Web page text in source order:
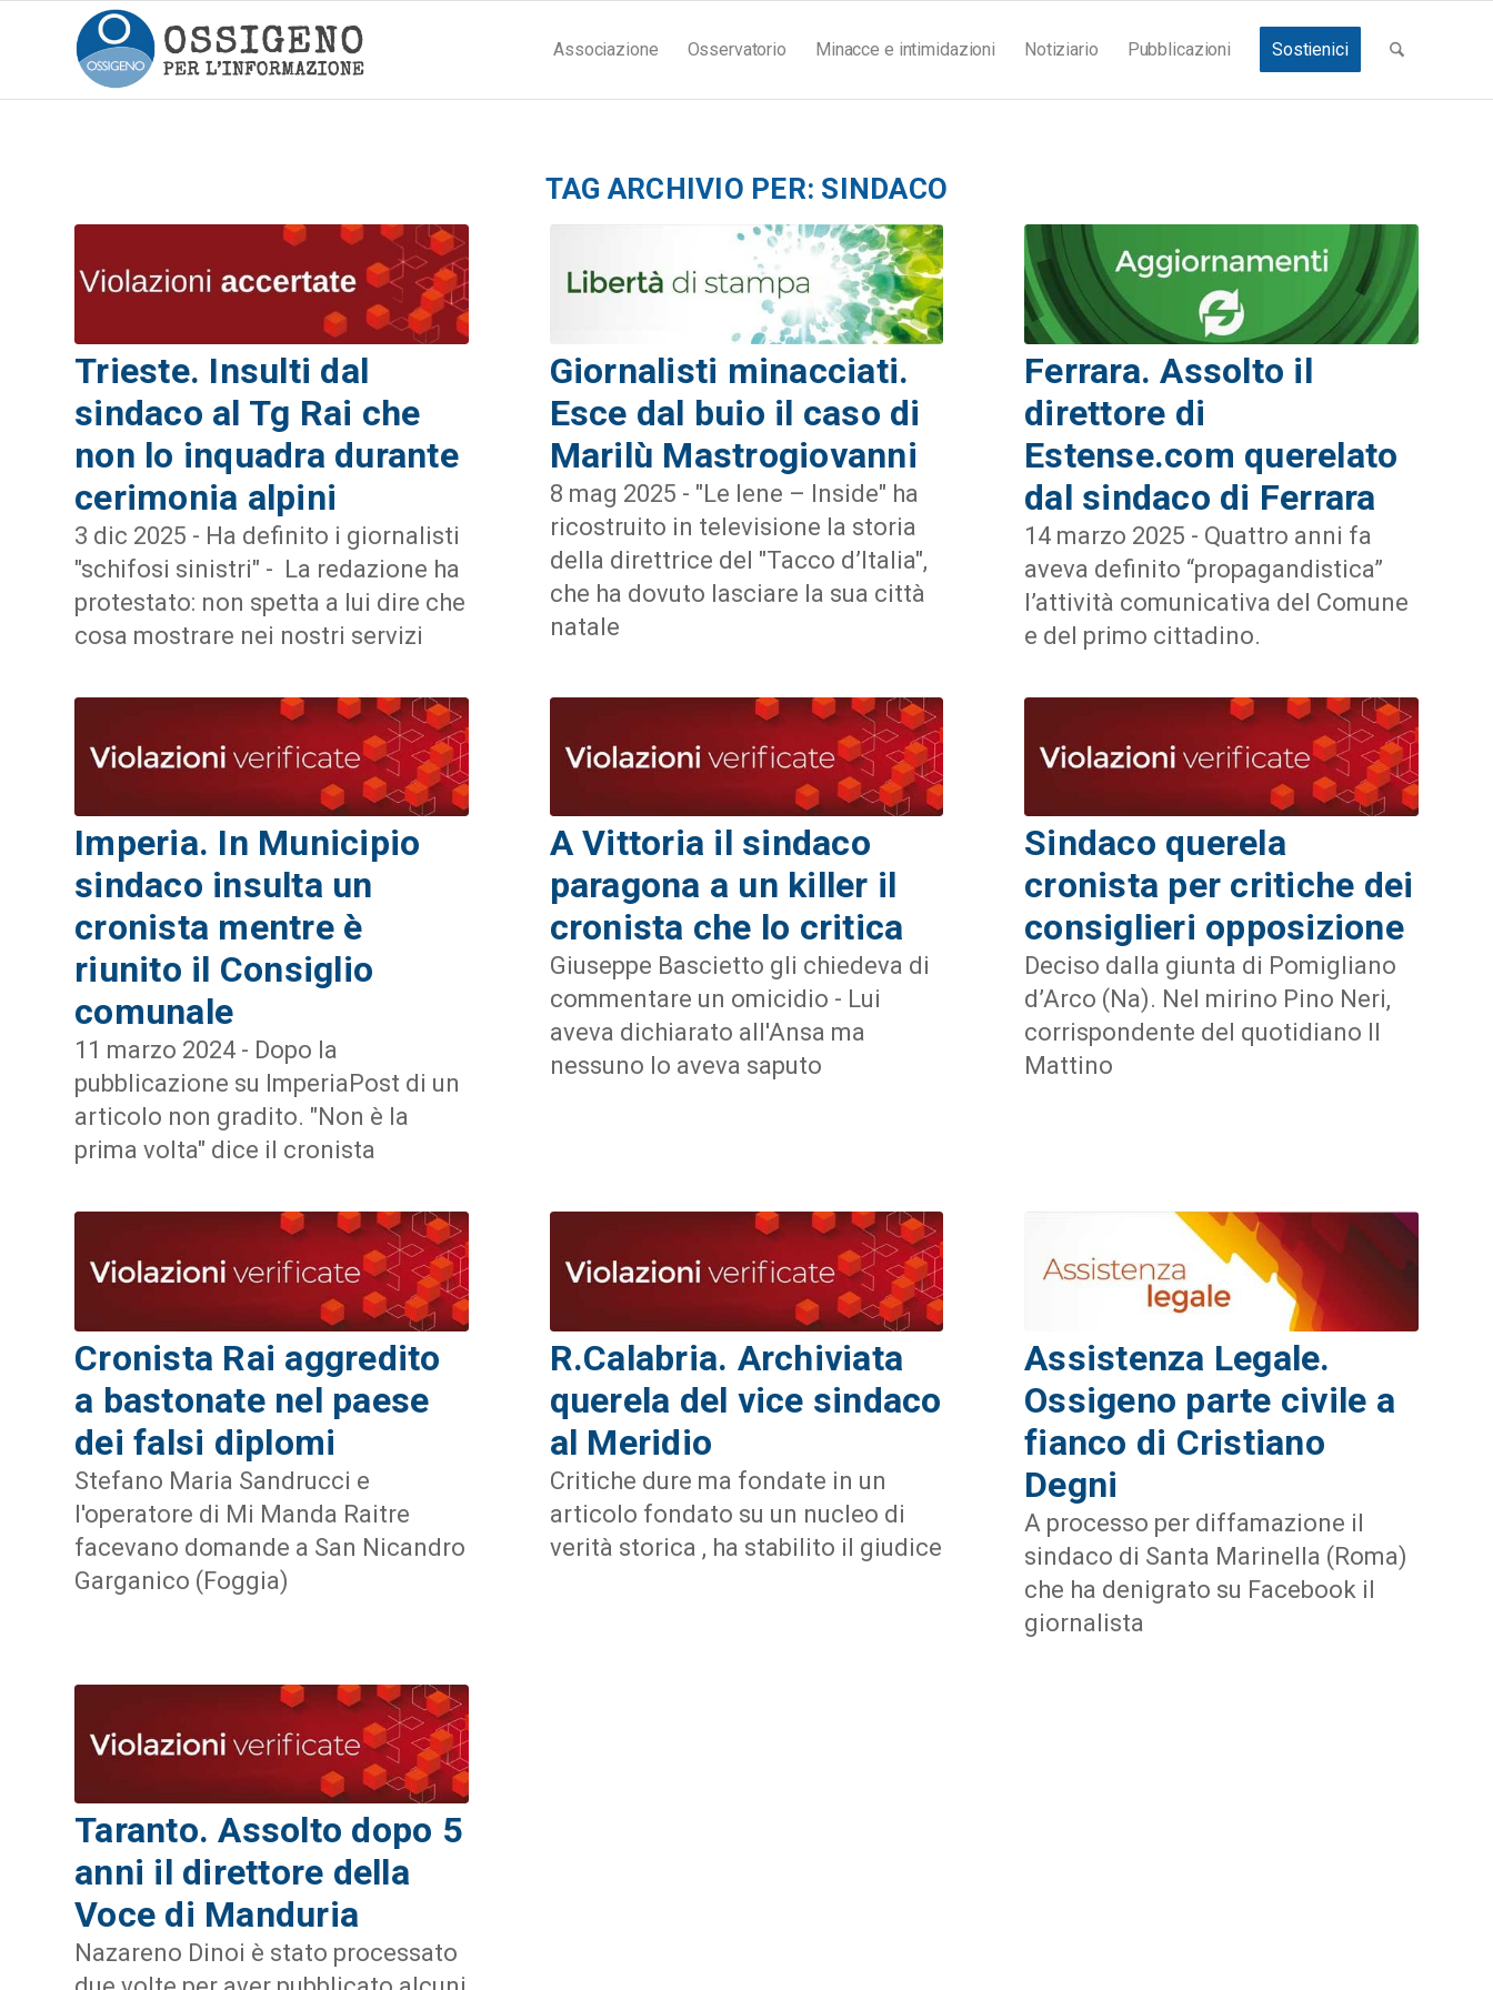
Associazione Osservatorio Minacce e intimidazioni Notiziario Pubblicazioni Sostienici
TAG ARCHIVIO PER: SINDACO
Trieste. Insulti dal
sindaco al Tg Rai che
non lo inquadra durante
cerimonia alpini
3 dic 2025 - Ha definito i giornalisti
"schifosi sinistri" - La redazione ha
protestato: non spetta a lui dire che
cosa mostrare nei nostri servizi
Giornalisti minacciati.
Esce dal buio il caso di
Marilù Mastrogiovanni
8 mag 2025 - "Le Iene – Inside" ha
ricostruito in televisione la storia
della direttrice del "Tacco d’Italia",
che ha dovuto lasciare la sua città
natale
Ferrara. Assolto il
direttore di
Estense.com querelato
dal sindaco di Ferrara
14 marzo 2025 - Quattro anni fa
aveva definito “propagandistica”
l’attività comunicativa del Comune
e del primo cittadino.
Imperia. In Municipio
sindaco insulta un
cronista mentre è
riunito il Consiglio
comunale
11 marzo 2024 - Dopo la
pubblicazione su ImperiaPost di un
articolo non gradito. "Non è la
prima volta" dice il cronista
A Vittoria il sindaco
paragona a un killer il
cronista che lo critica
Giuseppe Bascietto gli chiedeva di
commentare un omicidio - Lui
aveva dichiarato all'Ansa ma
nessuno lo aveva saputo
Sindaco querela
cronista per critiche dei
consiglieri opposizione
Deciso dalla giunta di Pomigliano
d’Arco (Na). Nel mirino Pino Neri,
corrispondente del quotidiano Il
Mattino
Cronista Rai aggredito
a bastonate nel paese
dei falsi diplomi
Stefano Maria Sandrucci e
l'operatore di Mi Manda Raitre
facevano domande a San Nicandro
Garganico (Foggia)
R.Calabria. Archiviata
querela del vice sindaco
al Meridio
Critiche dure ma fondate in un
articolo fondato su un nucleo di
verità storica , ha stabilito il giudice
Assistenza Legale.
Ossigeno parte civile a
fianco di Cristiano
Degni
A processo per diffamazione il
sindaco di Santa Marinella (Roma)
che ha denigrato su Facebook il
giornalista
Taranto. Assolto dopo 5
anni il direttore della
Voce di Manduria
Nazareno Dinoi è stato processato